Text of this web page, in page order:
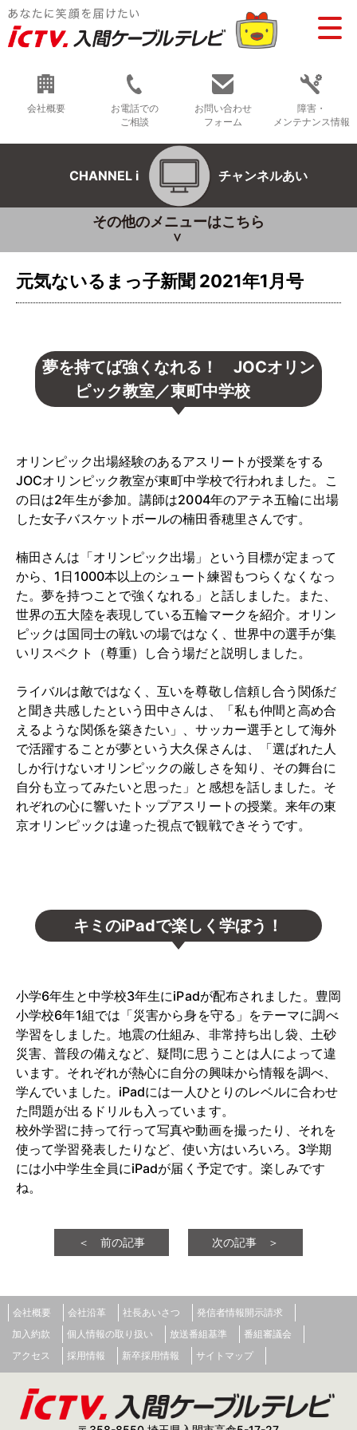
会社概要
お電話での
ご相談
お問い合わせ
フォーム
障害・
メンテナンス情報
CHANNEL i チャンネルあい
その他のメニューはこちら
元気ないるまっ子新聞 2021年1月号
夢を持てば強くなれる！ JOCオリン
ピック教室／東町中学校
オリンピック出場経験のあるアスリートが授業をする
JOCオリンピック教室が東町中学校で行われました。こ
の日は2年生が参加。講師は2004年のアテネ五輪に出場
した女子バスケットボールの楠田香穂里さんです。
楠田さんは「オリンピック出場」という目標が定まって
から、1日1000本以上のシュート練習もつらくなくなっ
た。夢を持つことで強くなれる」と話しました。また、
世界の五大陸を表現している五輪マークを紹介。オリン
ピックは国同士の戦いの場ではなく、世界中の選手が集
いリスペクト（尊重）し合う場だと説明しました。
ライバルは敵ではなく、互いを尊敬し信頼し合う関係だ
と聞き共感したという田中さんは、「私も仲間と高め合
えるような関係を築きたい」、サッカー選手として海外
で活躍することが夢という大久保さんは、「選ばれた人
しか行けないオリンピックの厳しさを知り、その舞台に
自分も立ってみたいと思った」と感想を話しました。そ
れぞれの心に響いたトップアスリートの授業。来年の東
京オリンピックは違った視点で観戦できそうです。
キミのiPadで楽しく学ぼう！
小学6年生と中学校3年生にiPadが配布されました。豊岡
小学校6年1組では「災害から身を守る」をテーマに調べ
学習をしました。地震の仕組み、非常持ち出し袋、土砂
災害、普段の備えなど、疑問に思うことは人によって違
います。それぞれが熱心に自分の興味から情報を調べ、
学んでいました。iPadには一人ひとりのレベルに合わせ
た問題が出るドリルも入っています。
校外学習に持って行って写真や動画を撮ったり、それを
使って学習発表したりなど、使い方はいろいろ。3学期
には小中学生全員にiPadが届く予定です。楽しみです
ね。
＜ 前の記事 次の記事 ＞
会社概要 会社沿革 社長あいさつ
発信者情報開示請求
加入約款
個人情報の取り扱い 放送番組基準
番組審議会
アクセス
採用情報 新卒採用情報 サイトマップ